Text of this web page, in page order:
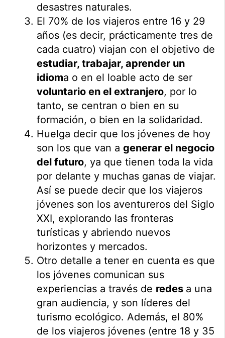
desastres naturales.
El 70% de los viajeros entre 16 y 29
años (es decir, prácticamente tres de
cada cuatro) viajan con el objetivo de
estudiar, trabajar, aprender un
idioma o en el loable acto de ser
voluntario en el extranjero, por lo
tanto, se centran o bien en su
formación, o bien en la solidaridad.
Huelga decir que los jóvenes de hoy
son los que van agenerar el negocio
del futuro, ya que tienen toda la vida
por delante y muchas ganas de viajar.
Así se puede decir que los viajeros
jóvenes son los aventureros del Siglo
XXI, explorando las fronteras
turísticas y abriendo nuevos
horizontes y mercados.
Otro detalle a tener en cuenta es que
los jóvenes comunican sus
experiencias a través de redes a una
gran audiencia, y son líderes del
turismo ecológico. Además, el 80%
de los viajeros jóvenes (entre 18 y 35